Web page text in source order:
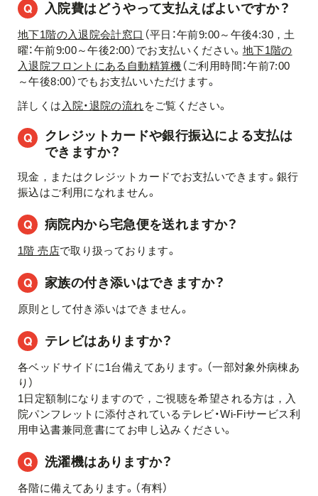
入院費はどうやって支払えばよいですか？
地下1階の入退院会計窓口 （平日：午前9:00～午後4:30，土
曜：午前9:00～午後2:00）でお支払いください。 地下1階の
入退院フロントにある自動精算機 （ご利用時間：午前7:00
～午後8:00）でもお支払いいただけます。
詳しくは 入院・退院の流れをご覧ください。
クレジットカードや銀行振込による支払は
できますか？
現金，またはクレジットカードでお支払いできます。銀行
振込はご利用になれません。
病院内から宅急便を送れますか？
1階 売店で取り扱っております。
家族の付き添いはできますか？
原則として付き添いはできません。
テレビはありますか？
各ベッドサイドに1台備えてあります。（一部対象外病棟あ
り）
1日定額制になりますので，ご視聴を希望される方は，入
院パンフレットに添付されているテレビ・Wi-Fiサービス利
用申込書兼同意書にてお申し込みください。
洗濯機はありますか？
各階に備えてあります。（有料）